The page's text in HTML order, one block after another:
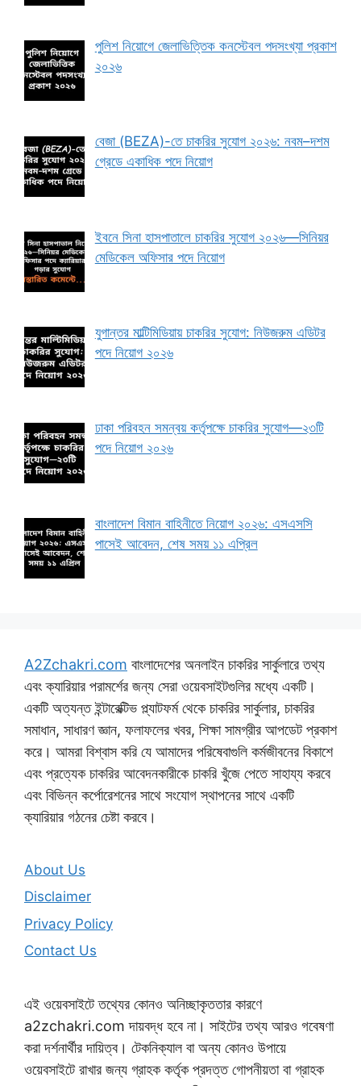
পুলিশ নিয়োগে জেলাভিত্তিক কনস্টেবল পদসংখ্যা প্রকাশ
২০২৬
বেজা (BEZA)-তে চাকরির সুযোগ ২০২৬: নবম–দশম
গ্রেডে একাধিক পদে নিয়োগ
ইবনে সিনা হাসপাতালে চাকরির সুযোগ ২০২৬—সিনিয়র
মেডিকেল অফিসার পদে নিয়োগ
যুগান্তর মাল্টিমিডিয়ায় চাকরির সুযোগ: নিউজরুম এডিটর
পদে নিয়োগ ২০২৬
ঢাকা পরিবহন সমন্বয় কর্তৃপক্ষে চাকরির সুযোগ—২৩টি
পদে নিয়োগ ২০২৬
বাংলাদেশ বিমান বাহিনীতে নিয়োগ ২০২৬: এসএসসি
পাসেই আবেদন, শেষ সময় ১১ এপ্রিল
A2Zchakri.com বাংলাদেশের অনলাইন চাকরির সার্কুলারে তথ্য
এবং ক্যারিয়ার পরামর্শের জন্য সেরা ওয়েবসাইটগুলির মধ্যে একটি।
একটি অত্যন্ত ইন্টারেক্টিভ প্ল্যাটফর্ম থেকে চাকরির সার্কুলার, চাকরির
সমাধান, সাধারণ জ্ঞান, ফলাফলের খবর, শিক্ষা সামগ্রীর আপডেট প্রকাশ
করে। আমরা বিশ্বাস করি যে আমাদের পরিষেবাগুলি কর্মজীবনের বিকাশে
এবং প্রত্যেক চাকরির আবেদনকারীকে চাকরি খুঁজে পেতে সাহায্য করবে
এবং বিভিন্ন কর্পোরেশনের সাথে সংযোগ স্থাপনের সাথে একটি
ক্যারিয়ার গঠনের চেষ্টা করবে।
About Us
Disclaimer
Privacy Policy
Contact Us
এই ওয়েবসাইটে তথ্যের কোনও অনিচ্ছাকৃততার কারণে
a2zchakri.com দায়বদ্ধ হবে না। সাইটের তথ্য আরও গবেষণা
করা দর্শনার্থীর দায়িত্ব। টেকনিক্যাল বা অন্য কোনও উপায়ে
ওয়েবসাইটে রাখার জন্য গ্রাহক কর্তৃক প্রদত্ত গোপনীয়তা বা গ্রাহক